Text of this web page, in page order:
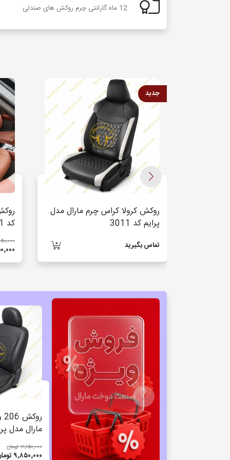
12 ماه گارانتی چرم روکش های صندلی
جدید
روکش کرولا کراس چرم مارال مدل
پرایم کد 3011
تماس بگیرید
کد 3021
مارال مدل
۱۱٬۱۵۰٬۰۰۰ تومان
۹٬۸۵۰٬۰۰۰ تومان